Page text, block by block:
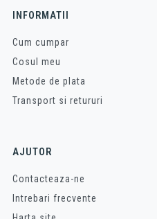
INFORMATII
Cum cumpar
Cosul meu
Metode de plata
Transport si retururi
AJUTOR
Contacteaza-ne
Intrebari frecvente